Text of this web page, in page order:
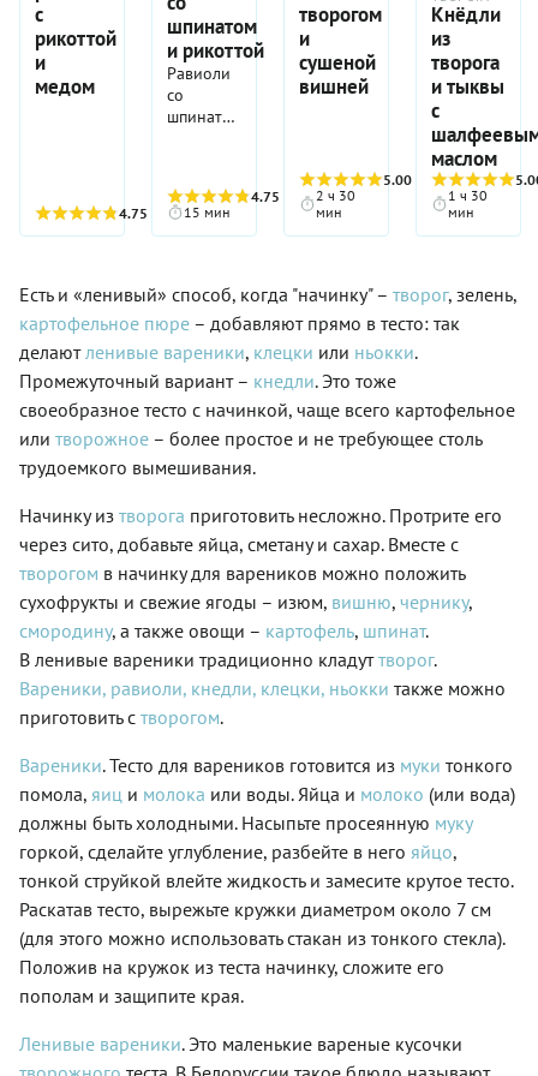
будут
превосходные
домашние
вареники
с
творогом
или
визита
попробовать!
равиоли
— творог
с
чесноком
и
базиликом,
они с
припущенным
в
шпинатом!
Если вам
еще не
доводилось
попробовать
именно
такой
вариант
—
приготовьте!
конце
варки, а
готовятся
очень
не
существует.
Каждый
волен
своему.
Одним
нравится
жидкое
тесто,
другим —
чтобы
подушечками.
Мы
берем
вариант
средней
густоты.
Рецепт
очень
простой,
его чуть
добавили
в тесто
сливок
нежности
и
куркумы
цвета.
быть
любой
творожные
кнедлики
с
– густым
сливочным
соусом с
с
рикоттой
и
медом
4.75
шпинатом
и рикоттой
Равиоли
со
шпинатом
знаковое
блюдо
прежде
стоит
отметить
начинку,
а не
тесто,
которое
несильно
хорошо
знакомого
нам
Именно
рикотта
и свежий
обеспечивают
блюду
самый
изысканно-
вкус,
который
так ценят
поклонники
итальянской
кулинарии.
же
начиняли
другим
4.75
15 мин
творогом
и
сушеной
вишней
5.00
(3)
2 ч 30
мин
Кнёдли
из
творога
и тыквы
с
маслом
1 ч 30
мин
Есть и «ленивый» способ, когда "начинку" – творог, зелень,
картофельное пюре – добавляют прямо в тесто: так
делаютленивые вареники, клецки или ньокки.
Промежуточный вариант – кнедли. Это тоже
своеобразное тесто с начинкой, чаще всего картофельное
или творожное – более простое и не требующее столь
трудоемкого вымешивания.
Начинку из творога приготовить несложно. Протрите его
через сито, добавьте яйца, сметану и сахар. Вместе с
творогом в начинку для вареников можно положить
сухофрукты и свежие ягоды – изюм, вишню, чернику,
смородину, а также овощи – картофель, шпинат.
В ленивые вареники традиционно кладуттворог.
Вареники, равиоли, кнедли, клецки, ньокки также можно
приготовить с творогом.
Вареники. Тесто для вареников готовится из муки тонкого
помола, яиц и молока или воды. Яйца и молоко (или вода)
должны быть холодными. Насыпьте просеянную муку
горкой, сделайте углубление, разбейте в него яйцо,
тонкой струйкой влейте жидкость и замесите крутое тесто.
Раскатав тесто, вырежьте кружки диаметром около 7 см
(для этого можно использовать стакан из тонкого стекла).
Положив на кружок из теста начинку, сложите его
пополам и защипите края.
Ленивые вареники. Это маленькие вареные кусочки